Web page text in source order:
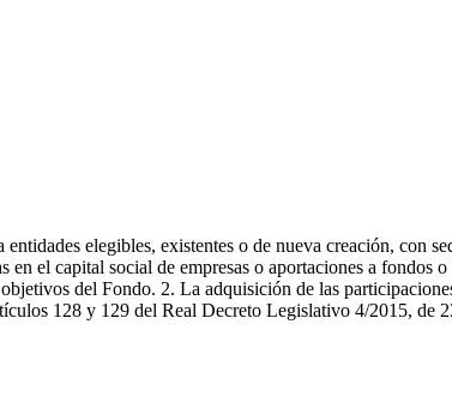
elegibles, existentes o de nueva creación, con
el capital social de empresas o aportaciones a fondos
del Fondo. 2. La adquisición de las
128 y 129 del Real Decreto Legislativo 4/2015, de